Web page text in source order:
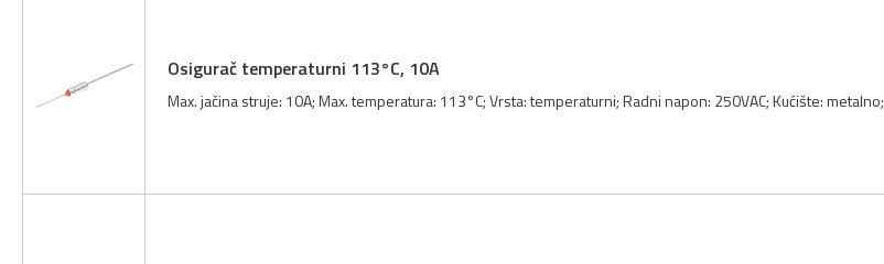
Osigurač temperaturni 113°C, 10A
Max. jačina struje: 10A; Max. temperatura: 113°C; Vrsta: temperaturni; Radni napon: 250VAC; Kućište: metalno;